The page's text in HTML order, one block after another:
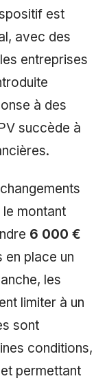
est
avec des
entreprises
à des
succède à
le montant
6 000 €
en place un
les
limiter à un
sont
conditions,
permettant